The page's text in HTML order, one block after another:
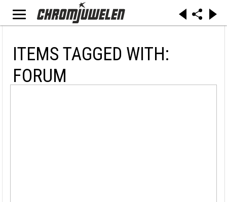
ITEMS TAGGED WITH:
FORUM